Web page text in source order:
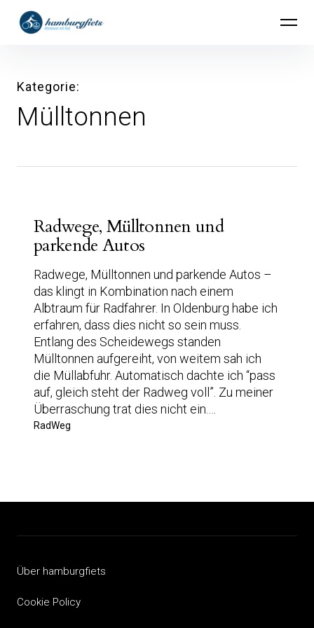
überspringen
hamburgfiets – Abenteuer mit Rad
Kategorie
Mülltonnen
Radwege, Mülltonnen und
parkende Autos
Radwege, Mülltonnen und parkende Autos –
das klingt in Kombination nach einem
Albtraum für Radfahrer. In Oldenburg habe ich
erfahren, dass dies nicht so sein muss.
Entlang des Scheidewegs standen
Mülltonnen aufgereiht, von weitem sah ich
die Müllabfuhr. Automatisch dachte ich “pass
auf, gleich steht der Radweg voll”. Zu meiner
Überraschung trat dies nicht ein.…
RadWeg
Über hamburgfiets
Cookie Policy